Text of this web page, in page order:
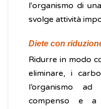
l'organismo di
svolge attività
Diete con
Ridurre in modo
eliminare, i
l’organismo
compenso e a